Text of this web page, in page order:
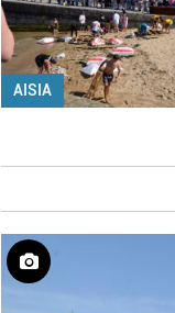
AISIA